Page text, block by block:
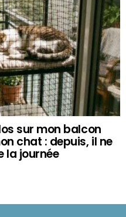
sur mon balcon
chat : depuis, il ne
la journée